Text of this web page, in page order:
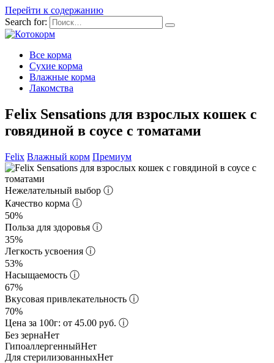
Перейти к содержанию
Search for:
Все корма
Сухие корма
Влажные корма
Лакомства
Felix Sensations для взрослых кошек с
говядиной в соусе с томатами
Felix Влажный корм Премиум
Нежелательный выбор ⓘ
Качество корма ⓘ
50%
Польза для здоровья ⓘ
35%
Легкость усвоения ⓘ
53%
Насыщаемость ⓘ
67%
Вкусовая привлекательность ⓘ
70%
Цена за 100г: от 45.00 руб. ⓘ
Без зернаНет
ГипоаллергенныйНет
Для стерилизованныхНет